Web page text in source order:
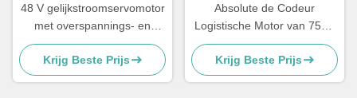
48 V gelijkstroomservomotor
met overspannings- en
overstroombescherming
voor medische instrumenten
Krijg Beste Prijs
Absolute de Codeur
Logistische Motor van 750w
1000w voor Peristaltische
Pomp
Krijg Beste Prijs